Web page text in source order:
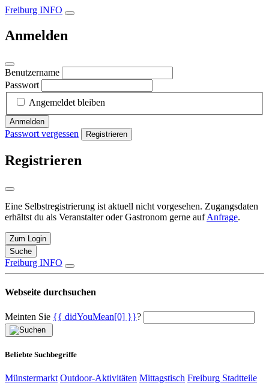
Freiburg INFO
Anmelden
Benutzername
Passwort
Angemeldet bleiben
Anmelden
Passwort vergessen Registrieren
Registrieren
Eine Selbstregistrierung ist aktuell nicht vorgesehen. Zugangsdaten
erhältst du als Veranstalter oder Gastronom gerne aufAnfrage.
Zum Login
Suche
Freiburg INFO
Webseite durchsuchen
Meinten Sie {{ didYouMean[0] }}?
Beliebte Suchbegriffe
Münstermarkt Outdoor-Aktivitäten Mittagstisch Freiburg Stadtteile